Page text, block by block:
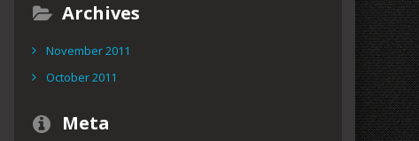
Archives
November 2011
October 2011
Meta